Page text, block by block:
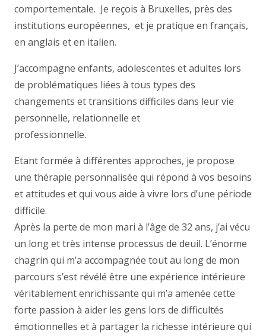
comportementale. Je reçois à Bruxelles, près des
institutions européennes, et je pratique en français,
en anglais et en italien.
J’accompagne enfants, adolescentes et adultes lors
de problématiques liées à tous types des
changements et transitions difficiles dans leur vie
personnelle, relationnelle et
professionnelle.
Etant formée à différentes approches, je propose
une thérapie personnalisée qui répond à vos besoins
et attitudes et qui vous aide à vivre lors d’une période
difficile.
Après la perte de mon mari à l’âge de 32 ans, j’ai vécu
un long et très intense processus de deuil. L’énorme
chagrin qui m’a accompagnée tout au long de mon
parcours s’est révélé être une expérience intérieure
véritablement enrichissante qui m’a amenée cette
forte passion à aider les gens lors de difficultés
émotionnelles et à partager la richesse intérieure qui